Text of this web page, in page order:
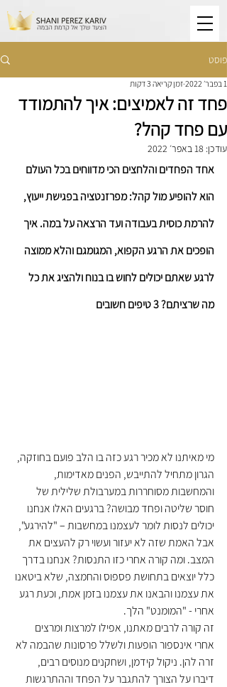
פוסט
פחד זה לאמיצים: איך להתמודד
עם פחד קהל?
1 בפבר׳ 2022 זמן קריאה 3 דקות
עודכן: 18 באפר׳ 2022
אחד הפחדים והלחצים הכי מדווחים בכל העולם
הוא להופיע מול קהל: מפרזנטציה בפגישת ייעוץ,
להרמת כוסית בעבודה ועד הרצאה על במה. איך
הופכים את הרגע הקפוא, המגומגם והלא ממוצה
לרגע שאתם יכולים לחוש בו בנוח ולהציג את כל
מה שרציתם? 3 טיפים חשובים
מי מאיתנו לא מכיר רגע כזה בו הלב פועם בחוזקה,
הגרון מתחיל להתייבש, הפנים מאדימות,
והמחשבות מסוחררות במערבולת שלילית של
חוסר שליטה ופחד מבושה? ברגעים האלו אנחנו
יכולים לנסות לומר לעצמנו במחשבות – "להירגע",
אבל האמת שזה לא יעזור ועשוי רק להעצים את
המצב. ומה קורה אחרי כזו התנסות? אנחנו בדרך
כלל יוצאים בתחושת פספוס והחמצה, שלא ביטאנו
את עצמנו והבאנו את עצמנו בזמן אמת, וכעת רגע
אחרי - "המומנט" הלך.
זה קורה לרבים מאתנו, אפילו למרצות ומרצים
אחרי אינספור הופעות ולשלל פרסונות שהבמה לא
זרה להן. ניקול קידמן, ושחקנים מנוסים רבים,
דיברו על הצורך להתגבר על הפחד וההתרגשות